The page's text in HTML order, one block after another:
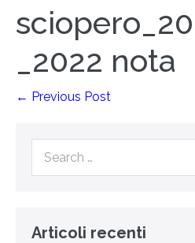
_2022 nota
← Previous Post
Articoli recenti